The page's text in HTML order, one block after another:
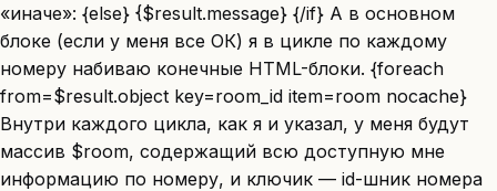
«иначе»: {else} {$result.message} {/if} А в основном
блоке (если у меня все ОК) я в цикле по каждому
номеру набиваю конечные HTML-блоки. {foreach
from=$result.object key=room_id item=room nocache}
Внутри каждого цикла, как я и указал, у меня будут
массив $room, содержащий всю доступную мне
информацию по номеру, и ключик — id-шник номера